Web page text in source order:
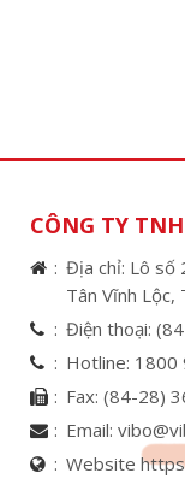
CÔNG TY
Địa chỉ: Lô số
Tân Vĩnh Lộc,
Điện thoại:
Hotline: 1800
Fax: (84-28)
Email:
Website